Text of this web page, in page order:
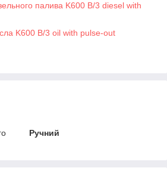
палива K600 B/3 diesel with
K600 B/3 oil with pulse-out
Ручний